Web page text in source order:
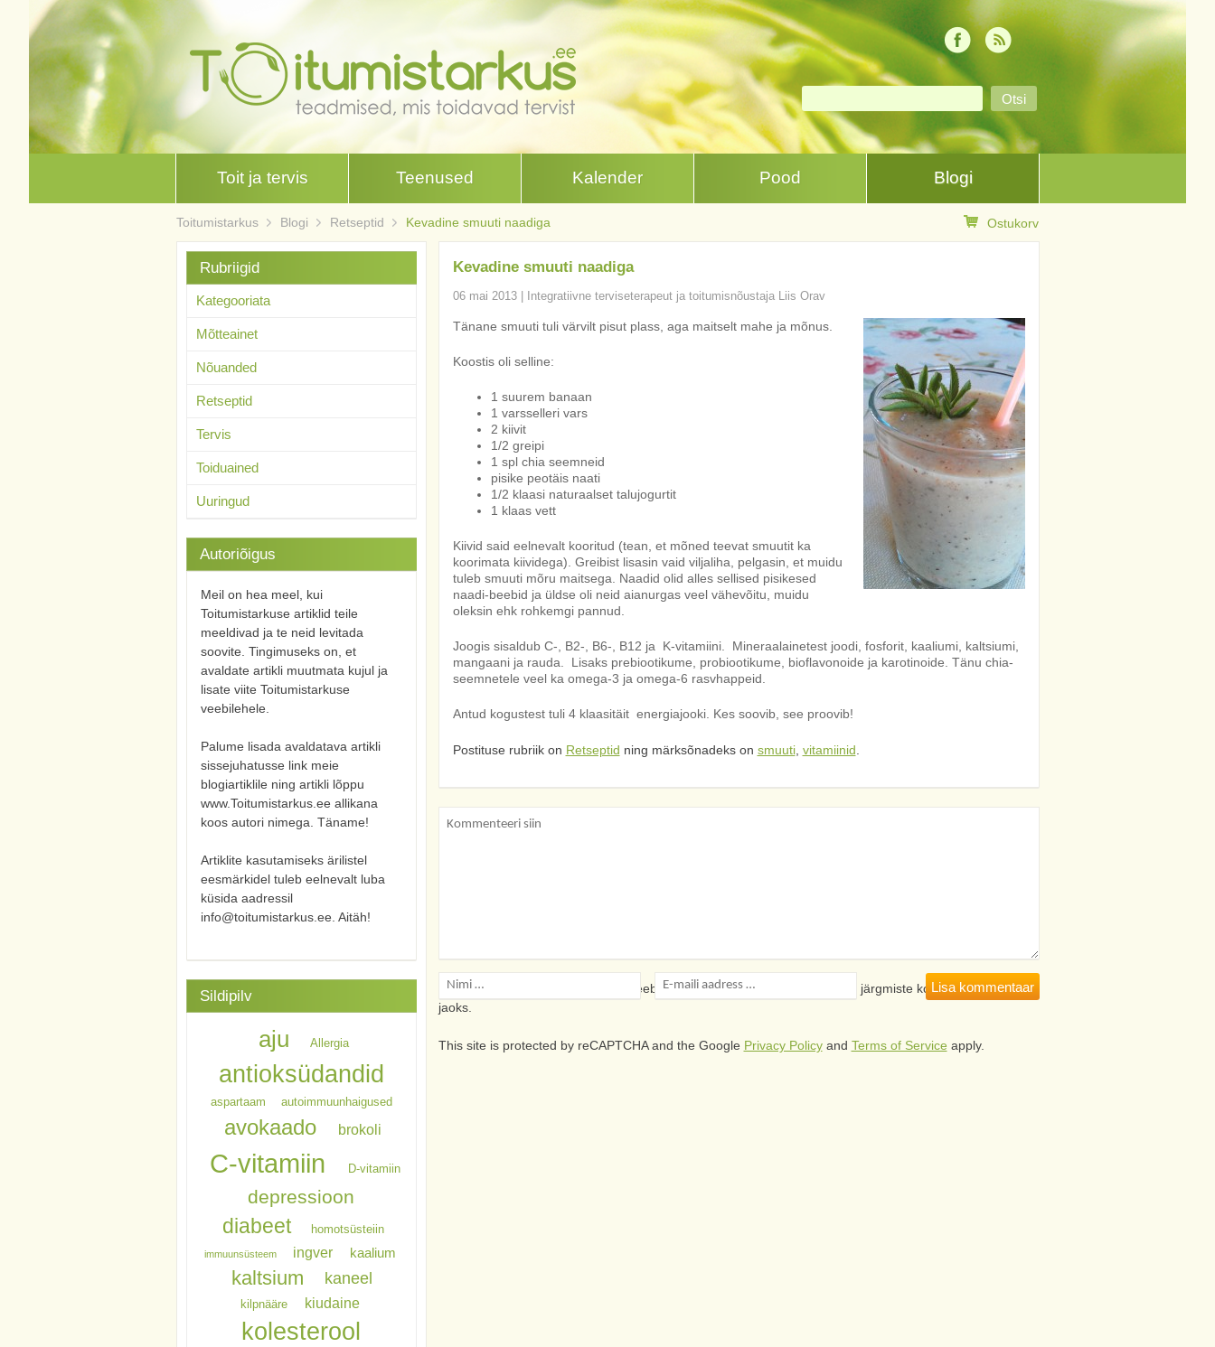
Toit ja tervis Teenused Kalender Pood Blogi
Toitumistarkus Blogi Retseptid Kevadine smuuti naadiga Ostukorv
Kevadine smuuti naadiga
06 mai 2013| Integratiivne terviseterapeut ja toitumisnõustaja Liis Orav
Tänane smuuti tuli värvilt pisut plass, aga maitselt mahe ja mõnus.
Koostis oli selline:
1 suurem banaan
1 varsselleri vars
2 kiivit
1/2 greipi
1 spl chia seemneid
pisike peotäis naati
1/2 klaasi naturaalset talujogurtit
1 klaas vett
Kiivid said eelnevalt kooritud (tean, et mõned teevat smuutit ka
koorimata kiividega). Greibist lisasin vaid viljaliha, pelgasin, et muidu
tuleb smuuti mõru maitsega. Naadid olid alles sellised pisikesed
naadi-beebid ja üldse oli neid aianurgas veel vähevõitu, muidu
oleksin ehk rohkemgi pannud.
Joogis sisaldub C-, B2-, B6-, B12 ja K-vitamiini. Mineraalainetest joodi, fosforit, kaaliumi, kaltsiumi,
mangaani ja rauda. Lisaks prebiootikume, probiootikume, bioflavonoide ja karotinoide. Tänu chia-
seemnetele veel ka omega-3 ja omega-6 rasvhappeid.
Antud kogustest tuli 4 klaasitäit energiajooki. Kes soovib, see proovib!
Postituse rubriik on Retseptid ning märksõnadeks on smuuti, vitamiinid
Salvesta minu nimi, e-posti- ja veebiaadress sellesse veebilehitsejasse järgmiste kommentaaride
jaoks.
This site is protected by reCAPTCHA and the Google Privacy Policyand Terms of Service apply.
Rubriigid
Kategooriata
Mõtteainet
Nõuanded
Retseptid
Tervis
Toiduained
Uuringud
Autoriõigus
Meil on hea meel, kui
Toitumistarkuse artiklid teile
meeldivad ja te neid levitada
soovite. Tingimuseks on, et
avaldate artikli muutmata kujul ja
lisate viite Toitumistarkuse
veebilehele.
Palume lisada avaldatava artikli
sissejuhatusse link meie
blogiartiklile ning artikli lõppu
www.Toitumistarkus.ee allikana
koos autori nimega. Täname!
Artiklite kasutamiseks ärilistel
eesmärkidel tuleb eelnevalt luba
küsida aadressil
info@toitumistarkus.ee. Aitäh!
Sildipilv
aju Allergia
antioksüdandid
aspartaam autoimmuunhaigused
avokaado brokoli
C-vitamiin D-vitamiin
depressioon
diabeet homotsüsteiin
immuunsüsteem ingver kaalium
kaltsium kaneel
kilpnääre kiudaine
kolesterool